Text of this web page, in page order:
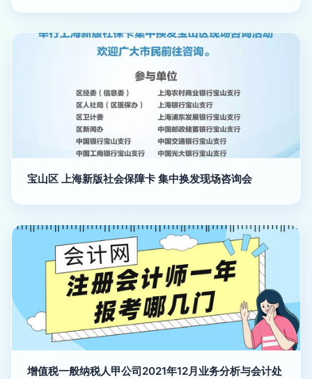
宝山区 上海新版社会保障卡 集中换发现场咨询会
增值税一般纳税人甲公司2021年12月业务分析与会计处